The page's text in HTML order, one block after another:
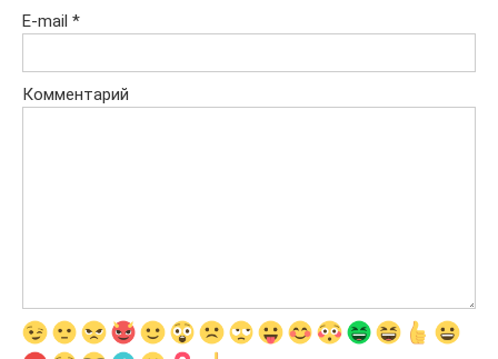
E-mail *
Комментарий